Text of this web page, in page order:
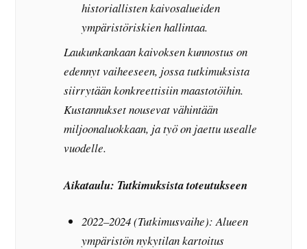
historiallisten kaivosalueiden
ympäristöriskien hallintaa.
Laukunkankaan kaivoksen kunnostus on
edennyt vaiheeseen, jossa tutkimuksista
siirrytään konkreettisiin maastotöihin.
Kustannukset nousevat vähintään
miljoonaluokkaan, ja työ on jaettu usealle
vuodelle.
Aikataulu: Tutkimuksista toteutukseen
2022–2024 (Tutkimusvaihe): Alueen
ympäristön nykytilan kartoitus